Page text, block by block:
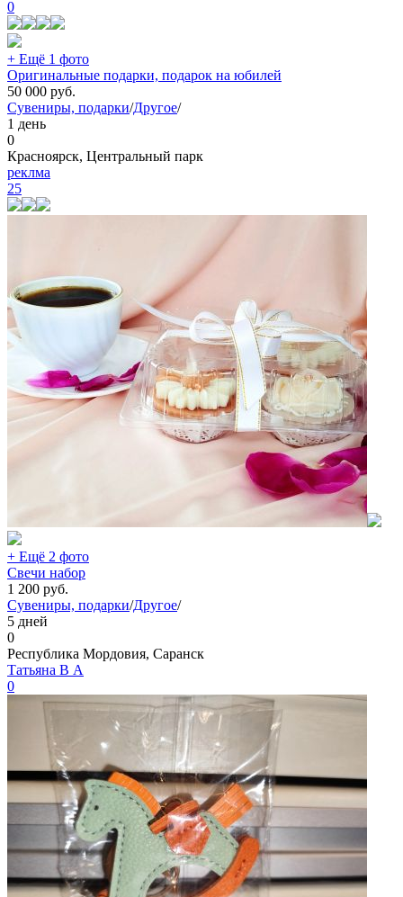
0
+ Ещё 1 фото
Оригинальные подарки, подарок на юбилей
50 000 руб.
Сувениры, подарки/Другое/
1 день
0
Красноярск, Центральный парк
реклма
25
+ Ещё 2 фото
Свечи набор
1 200 руб.
Сувениры, подарки/Другое/
5 дней
0
Республика Мордовия, Саранск
Татьяна В А
0